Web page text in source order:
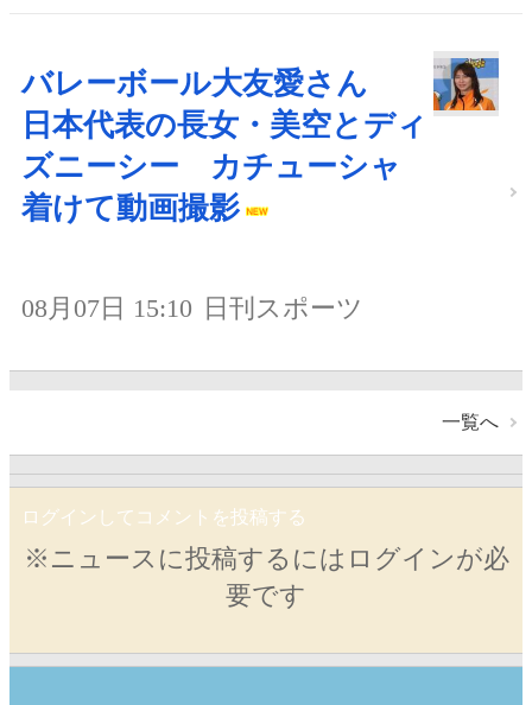
バレーボール大友愛さん
日本代表の長女・美空とディ
ズニーシー カチューシャ
着けて動画撮影
08月07日 15:10 日刊スポーツ
一覧へ
ログインしてコメントを投稿する
※ニュースに投稿するにはログインが必
要です